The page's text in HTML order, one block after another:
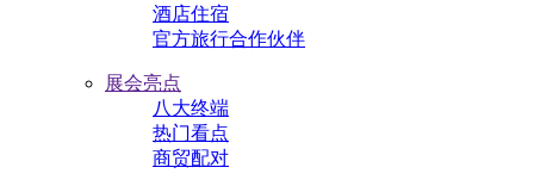
酒店住宿
官方旅行合作伙伴
展会亮点
八大终端
热门看点
商贸配对